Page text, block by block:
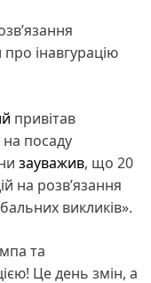
інавгурацію
привітав
посаду
зауважив, що 20
на розв’язання
викликів».
та
Це день змін, а